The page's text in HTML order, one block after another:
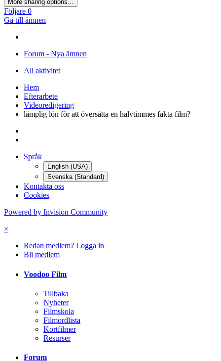
More sharing options...
Följare 0
Gå till ämnen
Forum - Nya ämnen
All aktivitet
Hem
Efterarbete
Videoredigering
lämplig lön för att översätta en halvtimmes fakta film?
Språk
English (USA)
Svenska (Standard)
Kontakta oss
Cookies
Powered by Invision Community
×
Redan medlem? Logga in
Bli medlem
Voodoo Film
Tillbaka
Nyheter
Filmskola
Filmordlista
Kortfilmer
Resurser
Forum